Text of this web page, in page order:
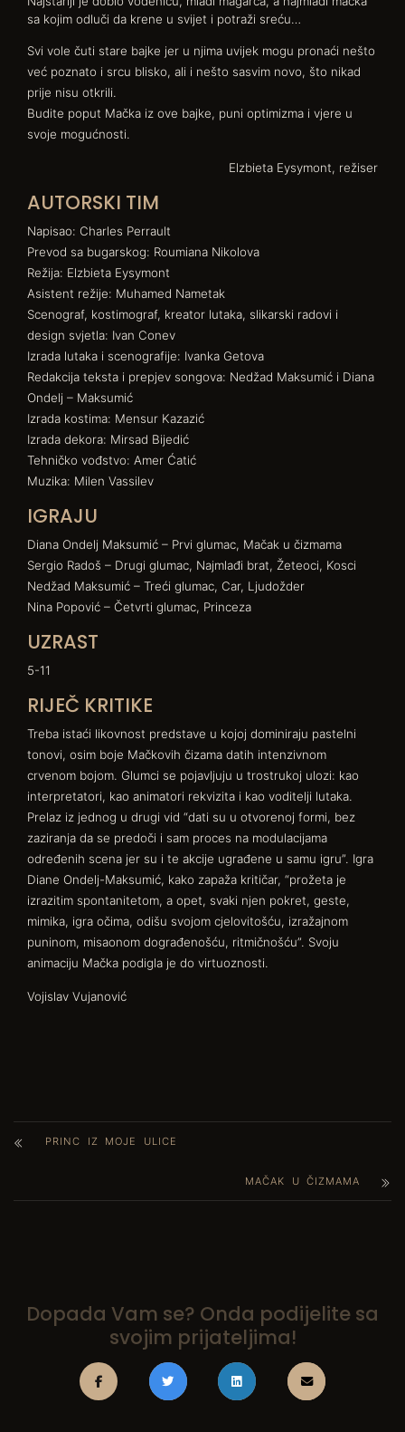
sa kojim odluči da krene u svijet i potraži sreću…
Svi vole čuti stare bajke jer u njima uvijek mogu pronaći nešto
već poznato i srcu blisko, ali i nešto sasvim novo, što nikad
prije nisu otkrili.
Budite poput Mačka iz ove bajke, puni optimizma i vjere u
svoje mogućnosti.
Elzbieta Eysymont, režiser
AUTORSKI TIM
Napisao: Charles Perrault
Prevod sa bugarskog: Roumiana Nikolova
Režija: Elzbieta Eysymont
Asistent režije: Muhamed Nametak
Scenograf, kostimograf, kreator lutaka, slikarski radovi i
design svjetla: Ivan Conev
Izrada lutaka i scenografije: Ivanka Getova
Redakcija teksta i prepjev songova: Nedžad Maksumić i Diana
Ondelj – Maksumić
Izrada kostima: Mensur Kazazić
Izrada dekora: Mirsad Bijedić
Tehničko vođstvo: Amer Ćatić
Muzika: Milen Vassilev
IGRAJU
Diana Ondelj Maksumić – Prvi glumac, Mačak u čizmama
Sergio Radoš – Drugi glumac, Najmlađi brat, Žeteoci, Kosci
Nedžad Maksumić – Treći glumac, Car, Ljudožder
Nina Popović – Četvrti glumac, Princeza
UZRAST
5-11
RIJEČ KRITIKE
Treba istaći likovnost predstave u kojoj dominiraju pastelni
tonovi, osim boje Mačkovih čizama datih intenzivnom
crvenom bojom. Glumci se pojavljuju u trostrukoj ulozi: kao
interpretatori, kao animatori rekvizita i kao voditelji lutaka.
Prelaz iz jednog u drugi vid “dati su u otvorenoj formi, bez
zaziranja da se predoči i sam proces na modulacijama
određenih scena jer su i te akcije ugrađene u samu igru”. Igra
Diane Ondelj-Maksumić, kako zapaža kritičar, “prožeta je
izrazitim spontanitetom, a opet, svaki njen pokret, geste,
mimika, igra očima, odišu svojom cjelovitošću, izražajnom
puninom, misaonom dograđenošću, ritmičnošću”. Svoju
animaciju Mačka podigla je do virtuoznosti.
Vojislav Vujanović
PRINC IZ MOJE ULICE
MAČAK U ČIZMAMA
Dopada Vam se? Onda podijelite sa
svojim prijateljima!